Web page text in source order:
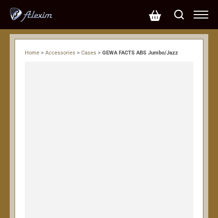
Home > Accessories > Cases > GEWA FACTS ABS Jumbo/Jazz